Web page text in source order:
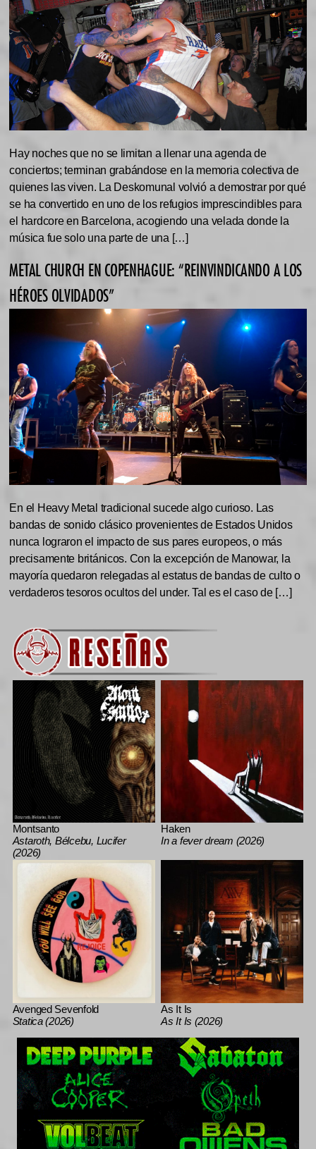
Hay noches que no se limitan a llenar una agenda de
conciertos; terminan grabándose en la memoria colectiva de
quienes las viven. La Deskomunal volvió a demostrar por qué
se ha convertido en uno de los refugios imprescindibles para
el hardcore en Barcelona, acogiendo una velada donde la
música fue solo una parte de una […]
METAL CHURCH EN COPENHAGUE: “REINVINDICANDO A LOS
HÉROES OLVIDADOS”
En el Heavy Metal tradicional sucede algo curioso. Las
bandas de sonido clásico provenientes de Estados Unidos
nunca lograron el impacto de sus pares europeos, o más
precisamente británicos. Con la excepción de Manowar, la
mayoría quedaron relegadas al estatus de bandas de culto o
verdaderos tesoros ocultos del under. Tal es el caso de […]
Montsanto
Astaroth, Bélcebu, Lucifer
(2026)
Haken
In a fever dream (2026)
Avenged Sevenfold
Statica (2026)
As It Is
As It Is (2026)